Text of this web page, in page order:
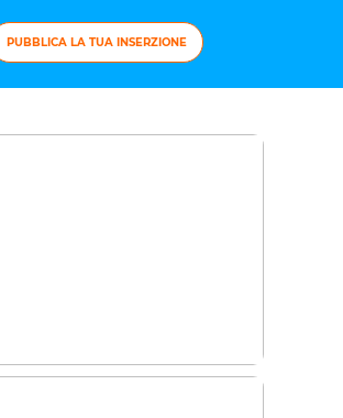
PUBBLICA LA TUA INSERZIONE